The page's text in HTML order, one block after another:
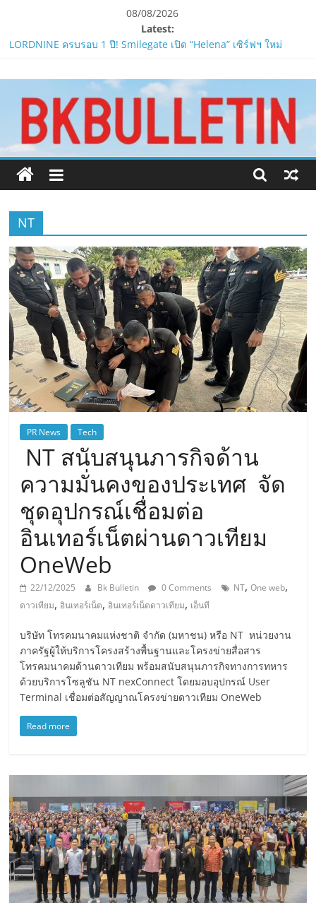
content
08/08/2026
Latest:
LORDNINE ครบรอบ 1 ปี! Smilegate เปิด “Helena” เซิร์ฟฯ ใหม่
บูสต์ EXP กระฉูด 50% พร้อมแจกซัมมอนสูงสุด 1,111 ครั้ง!
LORDNINE จัดศึกคนดังสายเกม ไทย ปะทะ ฟิลิปปินส์ใน “Rise of the
Tenth Lord”
PIPPER STANDARD® เปิดตัวแชมพูอาบน้ำ และ โฟมอาบแห้งสัตว์
เลี้ยง
ห้ามพลาด! Smilegate เปิดตัว ‘เฮเลนา’ เซิร์ฟเวอร์ใหม่ของ
LORDNINE 29 ก.ค. นี้
เสนอ
ข่าว
ครบ
ทุก
NT
PR News Tech
NT สนับสนุนภารกิจด้าน
ความมั่นคงของประเทศ จัด
ชุดอุปกรณ์เชื่อมต่อ
อินเทอร์เน็ตผ่านดาวเทียม
OneWeb
22/12/2025 Bk Bulletin 0 Comments NT,One web,
ดาวเทียม,อินเทอร์เน็ต,อินเทอร์เน็ตดาวเทียม, เอ็นที
บริษัท โทรคมนาคมแห่งชาติ จำกัด (มหาชน) หรือ NT หน่วยงาน
ภาครัฐผู้ให้บริการโครงสร้างพื้นฐานและโครงข่ายสื่อสาร
โทรคมนาคมด้านดาวเทียม พร้อมสนับสนุนภารกิจทางการทหาร
ด้วยบริการโซลูชัน NT nexConnect โดยมอบอุปกรณ์ User
Terminal เชื่อมต่อสัญญาณโครงข่ายดาวเทียม OneWeb
Read more